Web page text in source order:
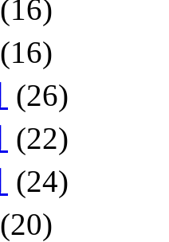
(16)
(16)
(26)
(22)
(24)
(20)